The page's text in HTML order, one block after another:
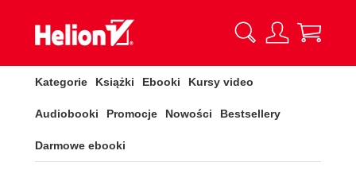
Kategorie Książki Ebooki Kursy video
Audiobooki Promocje Nowości Bestsellery
Darmowe ebooki